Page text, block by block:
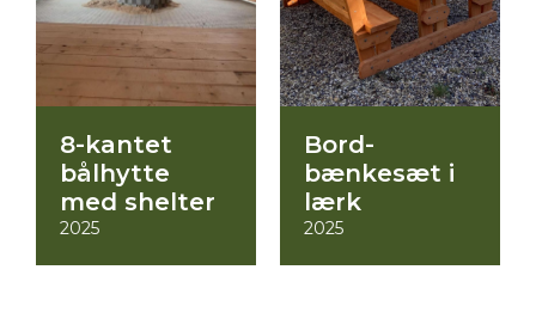
8-kantet
bålhytte
med shelter
2025
Bord-
bænkesæt i
lærk
2025